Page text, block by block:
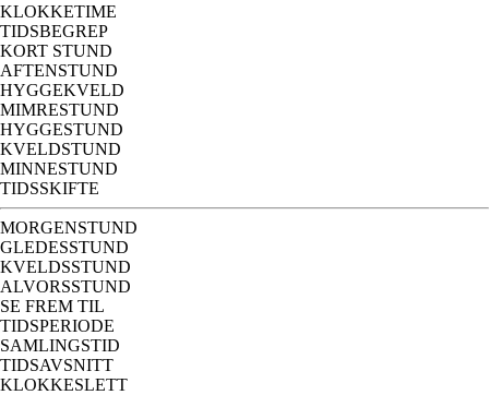
KLOKKETIME
TIDSBEGREP
KORT STUND
AFTENSTUND
HYGGEKVELD
MIMRESTUND
HYGGESTUND
KVELDSTUND
MINNESTUND
TIDSSKIFTE
MORGENSTUND
GLEDESSTUND
KVELDSSTUND
ALVORSSTUND
SE FREM TIL
TIDSPERIODE
SAMLINGSTID
TIDSAVSNITT
KLOKKESLETT